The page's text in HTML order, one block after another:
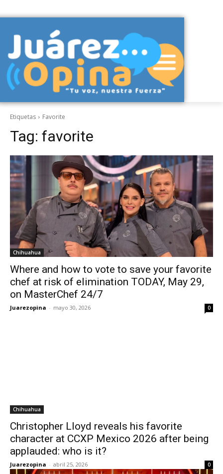
Etiquetas Favorite
Tag: favorite
Chihuahua
Where and how to vote to save your favorite
chef at risk of elimination TODAY, May 29,
on MasterChef 24/7
Juarezopina - mayo 30, 2026 0
Chihuahua
Christopher Lloyd reveals his favorite
character at CCXP Mexico 2026 after being
applauded: who is it?
Juarezopina - abril 25, 2026 0